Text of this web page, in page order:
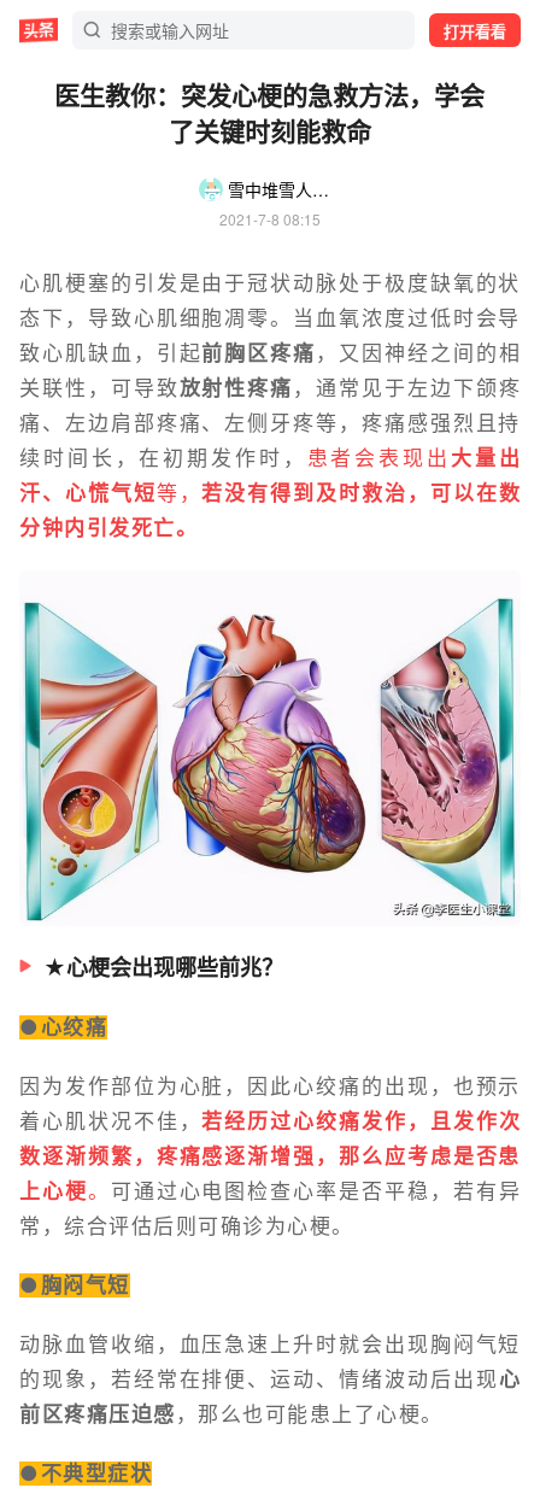
打开看看
医生教你：突发心梗的急救方法，学会
了关键时刻能救命
雪中堆雪人的顽乐者
2021-7-8 08:15
心肌梗塞的引发是由于冠状动脉处于极度缺氧的状
态下，导致心肌细胞凋零。当血氧浓度过低时会导
致心肌缺血，引起前胸区疼痛 ，又因神经之间的相
关联性，可导致放射性疼痛 ，通常见于左边下颌疼
痛、左边肩部疼痛、左侧牙疼等，疼痛感强烈且持
续时间长，在初期发作时， 患者会表现出 大量出
汗、心慌气短等，若没有得到及时救治，可以在数
分钟内引发死亡。
★心梗会出现哪些前兆？
●心绞痛
因为发作部位为心脏，因此心绞痛的出现，也预示
着心肌状况不佳，若经历过心绞痛发作，且发作次
数逐渐频繁，疼痛感逐渐增强，那么应考虑是否患
上心梗。 可通过心电图检查心率是否平稳，若有异
常，综合评估后则可确诊为心梗。
●胸闷气短
动脉血管收缩，血压急速上升时就会出现胸闷气短
的现象，若经常在排便、运动、情绪波动后出现心
前区疼痛压迫感 ，那么也可能患上了心梗。
●不典型症状